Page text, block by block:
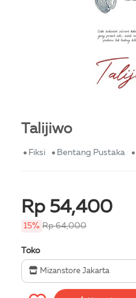
Talijiwo
Fiksi Bentang Pustaka
Rp 54,400
15% Rp 64,000
Toko
Mizanstore Jakarta